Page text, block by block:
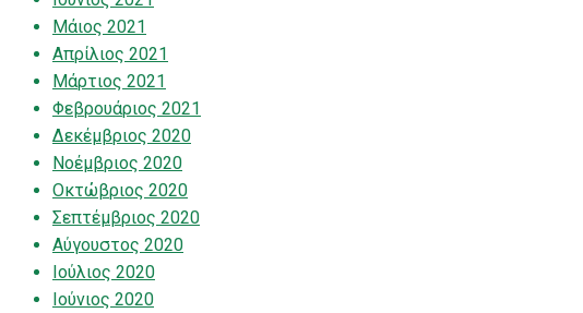
Μάιος 2021
Απρίλιος 2021
Μάρτιος 2021
Φεβρουάριος 2021
Δεκέμβριος 2020
Νοέμβριος 2020
Οκτώβριος 2020
Σεπτέμβριος 2020
Αύγουστος 2020
Ιούλιος 2020
Ιούνιος 2020